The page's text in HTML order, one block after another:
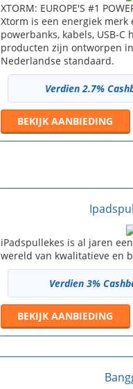
XTORM: EUROPE'S #1
Xtorm is een energiek
powerbanks, kabels, USB-
producten zijn ontworpen
Nederlandse standaard.
Verdien 2.7%
BEKIJKAANBIEDING
iPadspullekes is al jaren
wereld van kwalitatieve en
Verdien 3%
BEKIJKAANBIEDING